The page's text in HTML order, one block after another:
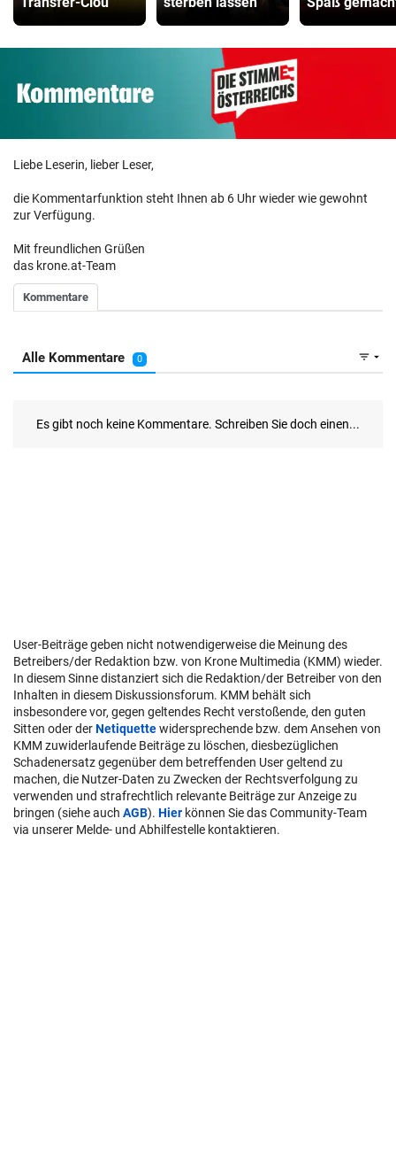
Liebe Leserin, lieber Leser,
die Kommentarfunktion steht Ihnen ab 6 Uhr wieder wie gewohnt
zur Verfügung.
Mit freundlichen Grüßen
das krone.at-Team
User-Beiträge geben nicht notwendigerweise die Meinung des
Betreibers/der Redaktion bzw. von Krone Multimedia (KMM) wieder.
In diesem Sinne distanziert sich die Redaktion/der Betreiber von den
Inhalten in diesem Diskussionsforum. KMM behält sich
insbesondere vor, gegen geltendes Recht verstoßende, den guten
Sitten oder derNetiquettewidersprechende bzw. dem Ansehen von
KMM zuwiderlaufende Beiträge zu löschen, diesbezüglichen
Schadenersatz gegenüber dem betreffenden User geltend zu
machen, die Nutzer-Daten zu Zwecken der Rechtsverfolgung zu
verwenden und strafrechtlich relevante Beiträge zur Anzeige zu
bringen (siehe auch AGB). Hier können Sie das Community-Team
via unserer Melde- und Abhilfestelle kontaktieren.